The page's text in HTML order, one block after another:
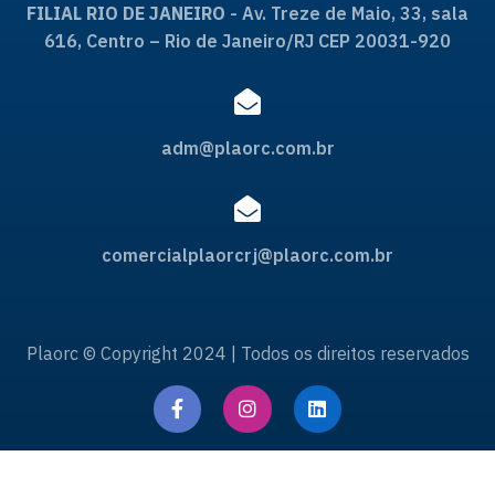
FILIAL RIO DE JANEIRO - Av. Treze de Maio, 33, sala
616, Centro – Rio de Janeiro/RJ CEP 20031-920
adm@plaorc.com.br
comercialplaorcrj@plaorc.com.br
Plaorc © Copyright 2024 | Todos os direitos reservados